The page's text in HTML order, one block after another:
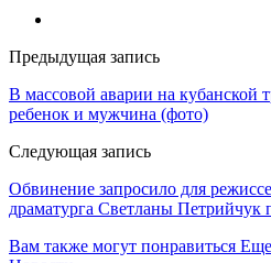
Предыдущая запись
​В массовой аварии на кубанской
ребенок и мужчина (фото)
Следующая запись
Обвинение запросило для
драматурга Светланы Петрийчук
Вам также могут понравиться Еще